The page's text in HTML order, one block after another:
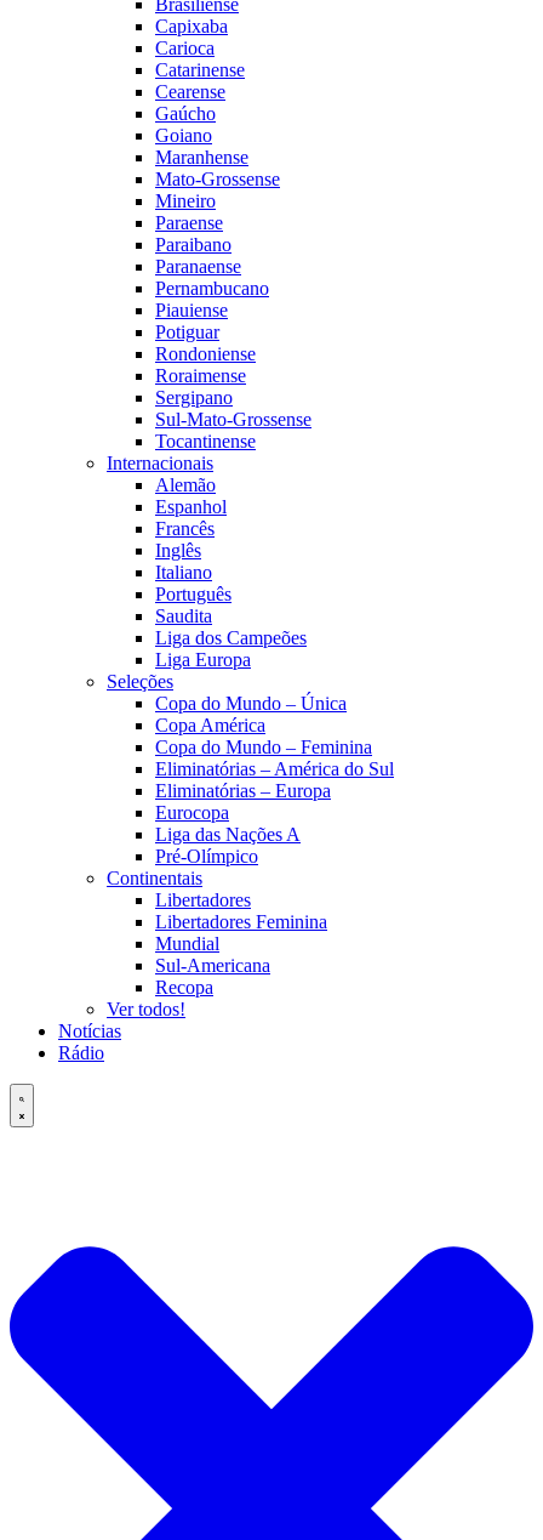
Capixaba
Carioca
Catarinense
Cearense
Gaúcho
Goiano
Maranhense
Mato-Grossense
Mineiro
Paraense
Paraibano
Paranaense
Pernambucano
Piauiense
Potiguar
Rondoniense
Roraimense
Sergipano
Sul-Mato-Grossense
Tocantinense
Internacionais
Alemão
Espanhol
Francês
Inglês
Italiano
Português
Saudita
Liga dos Campeões
Liga Europa
Seleções
Copa do Mundo – Única
Copa América
Copa do Mundo – Feminina
Eliminatórias – América do Sul
Eliminatórias – Europa
Eurocopa
Liga das Nações A
Pré-Olímpico
Continentais
Libertadores
Libertadores Feminina
Mundial
Sul-Americana
Recopa
Ver todos!
Notícias
Rádio